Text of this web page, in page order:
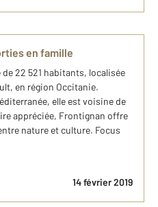
en famille
22 521 habitants, localisée
en région Occitanie.
elle est voisine de
appréciée, Frontignan offre
nature et culture. Focus
14 février 2019